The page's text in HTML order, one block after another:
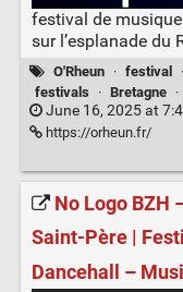
festival de
sur l’esplanade du
O'Rheun · festival ·
festivals
· Bretagne ·
June 16, 2025 at
https://orheun.fr/
No Logo BZH
Saint-Père |
Dancehall –